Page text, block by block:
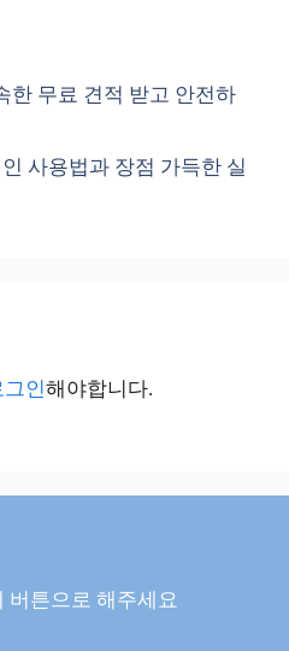
한 무료 견적 받고 안전하
사용법과 장점 가득한 실
그인해야합니다.
버튼으로 해주세요